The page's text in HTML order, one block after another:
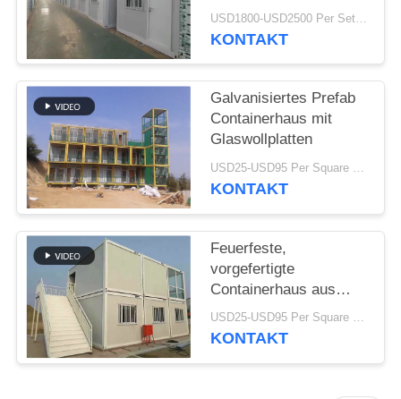
BLOG
SITEMAP
PRIVACY
POLICY
USD1800-USD2500 Per Set MOQ:1 Satz
KONTAKT
Galvanisiertes Prefab
Containerhaus mit
Glaswollplatten
USD25-USD95 Per Square meter MOQ:500 Quadratmeter
KONTAKT
Feuerfeste,
vorgefertigte
Containerhaus aus
verzinktem Stahl mit
25 Jahren Lebensdauer
USD25-USD95 Per Square meter MOQ:500 Quadratmeter
KONTAKT